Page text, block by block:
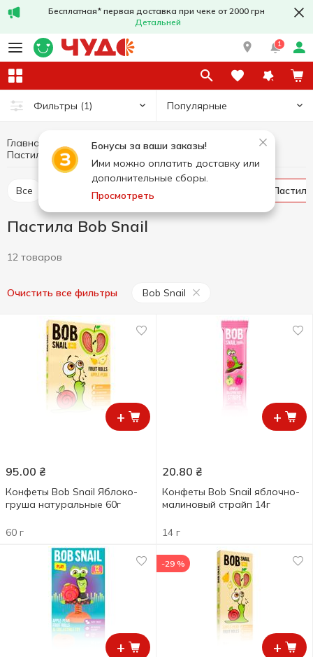
Бесплатная* первая доставка при чеке от 2000 грн
Детальней
1
Фильтры (1) Популярные
Бонусы за ваши заказы!
Ими можно оплатить доставку или
дополнительные сборы.
Просмотреть
Главная Сладости
Пастила Пастила Bob Snail
Все Пастила
Пастила Bob Snail
12 товаров
Очистить все фильтры Bob Snail
+
95.00 ₴
Конфеты Bob Snail Яблоко-
груша натуральные 60г
60 г
+
20.80 ₴
Конфеты Bob Snail яблочно-
малиновый страйп 14г
14 г
+ +
-29 %